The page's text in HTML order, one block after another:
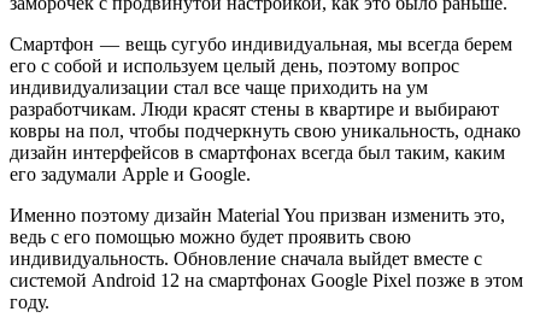
Смартфон — вещь сугубо индивидуальная, мы всегда берем
его с собой и используем целый день, поэтому вопрос
индивидуализации стал все чаще приходить на ум
разработчикам. Люди красят стены в квартире и выбирают
ковры на пол, чтобы подчеркнуть свою уникальность, однако
дизайн интерфейсов в смартфонах всегда был таким, каким
его задумали Apple и Google.
Именно поэтому дизайн Material You призван изменить это,
ведь с его помощью можно будет проявить свою
индивидуальность. Обновление сначала выйдет вместе с
системой Android 12 на смартфонах Google Pixel позже в этом
году.